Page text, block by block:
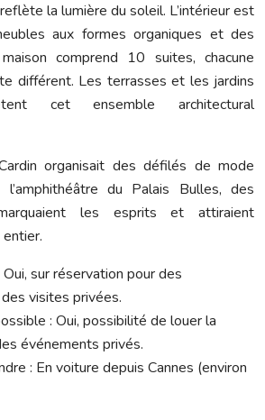
la lumière du soleil. L’intérieur est
aux formes organiques et des
comprend 10 suites, chacune
différent. Les terrasses et les jardins
cet ensemble architectural
organisait des défilés de mode
l’amphithéâtre du Palais Bulles, des
les esprits et attiraient
sur réservation pour des
visites privées.
: Oui, possibilité de louer la
événements privés.
: En voiture depuis Cannes (environ